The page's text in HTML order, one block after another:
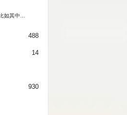
如其中…
488
14
930